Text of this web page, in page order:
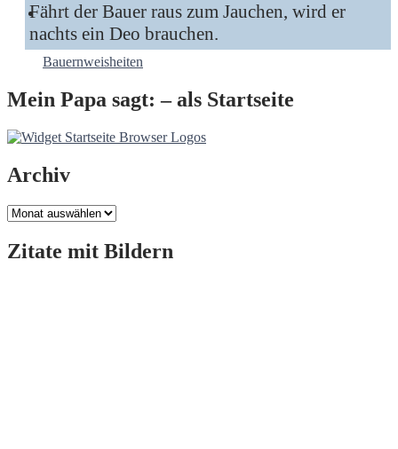
Fährt der Bauer raus zum Jauchen, wird er
nachts ein Deo brauchen.
Bauernweisheiten
Mein Papa sagt: – als Startseite
Archiv
Archiv
Zitate mit Bildern